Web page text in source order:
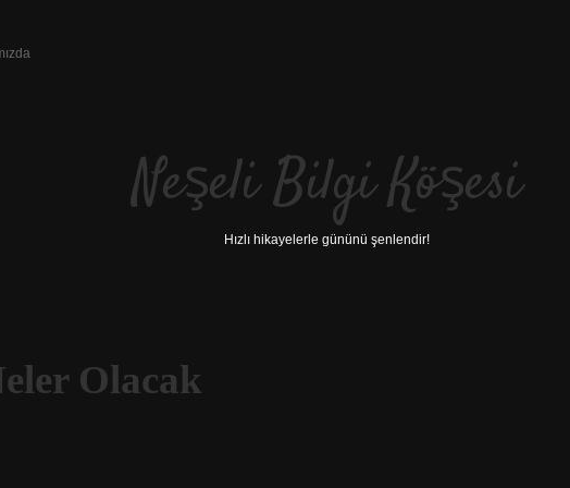
Neşeli Bilgi Köşesi
Hızlı hikayelerle gününü şenlendir!
Olacak